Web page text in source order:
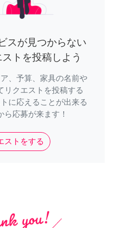
スが見つからない
トを投稿しよう
、予算、家具の名前や
リクエストを投稿する
に応えることが出来る
ら応募が来ます！
ストをする